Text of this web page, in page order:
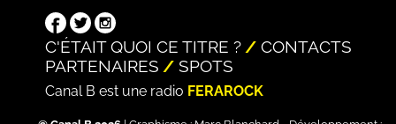
C'ÉTAIT QUOI CE TITRE ?
CONTACTS
PARTENAIRES
SPOTS
Canal B est une radio FERAROCK